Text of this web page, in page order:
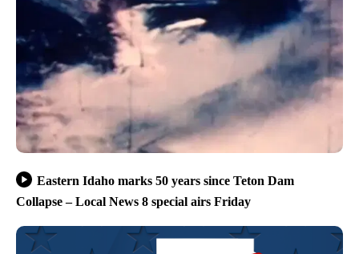
Eastern Idaho marks 50 years since Teton Dam
Collapse – Local News 8 special airs Friday